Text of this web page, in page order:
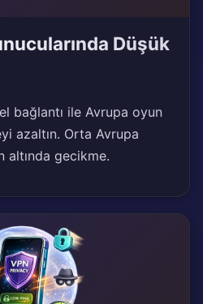
Düşük
bağlantı ile Avrupa oyun
azaltın. Orta Avrupa
altında gecikme.